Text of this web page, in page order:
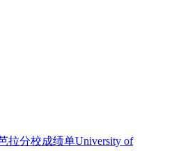
拉分校成绩单University of